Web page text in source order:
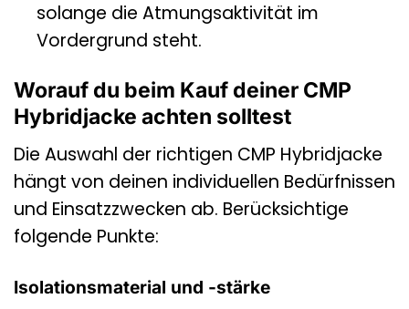
solange die Atmungsaktivität im
Vordergrund steht.
Worauf du beim Kauf deiner CMP
Hybridjacke achten solltest
Die Auswahl der richtigen CMP Hybridjacke
hängt von deinen individuellen Bedürfnissen
und Einsatzzwecken ab. Berücksichtige
folgende Punkte:
Isolationsmaterial und -stärke